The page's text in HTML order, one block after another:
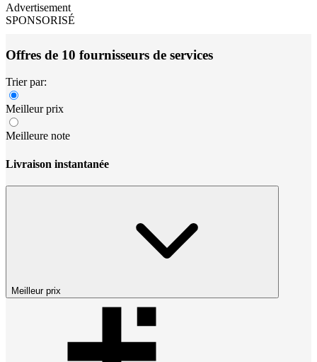
Advertisement
SPONSORISÉ
Offres de 10 fournisseurs de services
Trier par:
Meilleur prix
Meilleure note
Livraison instantanée
Meilleur prix